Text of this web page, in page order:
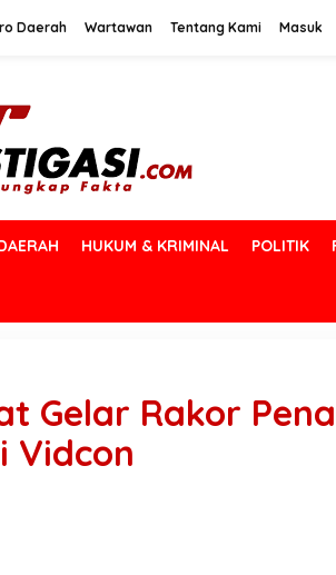
Daerah Wartawan Tentang Kami Masuk
HUKUM & KRIMINAL POLITIK
Gelar Rakor
Vidcon